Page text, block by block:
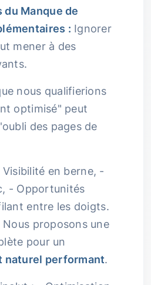
du Manque de
: Ignorer
mener à des
nous qualifierions
optimisé" peut
des pages de
en berne, -
- Opportunités
entre les doigts.
Nous proposons une
pour un
naturel performant.